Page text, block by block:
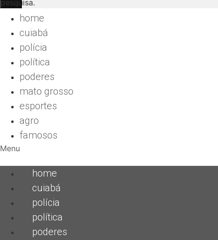
pesquisa.
home
cuiabá
polícia
política
poderes
mato grosso
esportes
agro
famosos
Menu
home
cuiabá
polícia
política
poderes